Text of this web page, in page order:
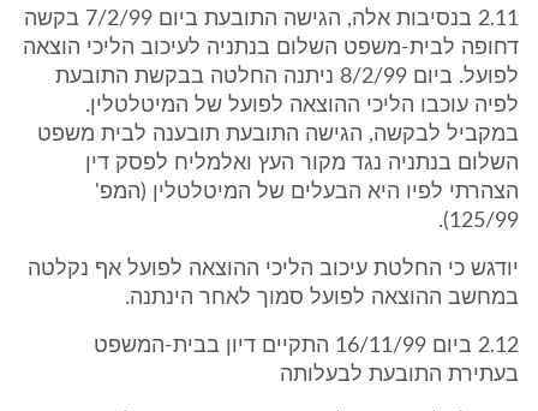
2.11 בנסיבות אלה, הגישה התובעת ביום 7/2/99 בקשה
דחופה לבית-משפט השלום בנתניה לעיכוב הליכי הוצאה
לפועל. ביום 8/2/99 ניתנה החלטה בבקשת התובעת
לפיה עוכבו הליכי ההוצאה לפועל של המיטלטלין.
במקביל לבקשה, הגישה התובעת תובענה לבית משפט
השלום בנתניה נגד מקור העץ ואלמליח לפסק דין
הצהרתי לפיו היא הבעלים של המיטלטלין (המפ'
125/99).
יודגש כי החלטת עיכוב הליכי ההוצאה לפועל אף נקלטה
במחשב ההוצאה לפועל סמוך לאחר הינתנה.
2.12 ביום 16/11/99 התקיים דיון בבית-המשפט
בעתירת התובעת לבעלותה